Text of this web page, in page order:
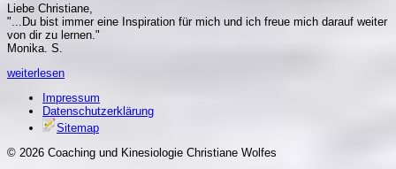
Liebe Christiane,
"...Du bist immer eine Inspiration für mich und ich freue mich darauf weiter
von dir zu lernen."
Monika. S.
weiterlesen
Impressum
Datenschutzerklärung
Sitemap
© 2026 Coaching und Kinesiologie Christiane Wolfes